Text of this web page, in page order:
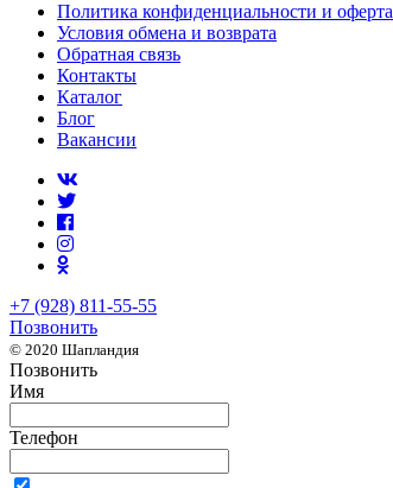
Политика конфиденциальности и оферта
Условия обмена и возврата
Обратная связь
Контакты
Каталог
Блог
Вакансии
+7 (928) 811-55-55
Позвонить
© 2020 Шапландия
Позвонить
Имя
Телефон